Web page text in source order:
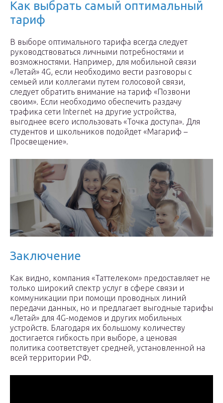
Как выбрать самый оптимальный
тариф
В выборе оптимального тарифа всегда следует
руководствоваться личными потребностями и
возможностями. Например, для мобильной связи
«Летай» 4G, если необходимо вести разговоры с
семьей или коллегами путем голосовой связи,
следует обратить внимание на тариф «Позвони
своим». Если необходимо обеспечить раздачу
трафика сети Internet на другие устройства,
выгоднее всего использовать «Точка доступа». Для
студентов и школьников подойдет «Магариф –
Просвещение».
Заключение
Как видно, компания «Таттелеком» предоставляет не
только широкий спектр услуг в сфере связи и
коммуникации при помощи проводных линий
передачи данных, но и предлагает выгодные тарифы
«Летай» для 4G-модемов и других мобильных
устройств. Благодаря их большому количеству
достигается гибкость при выборе, а ценовая
политика соответствует средней, установленной на
всей территории РФ.